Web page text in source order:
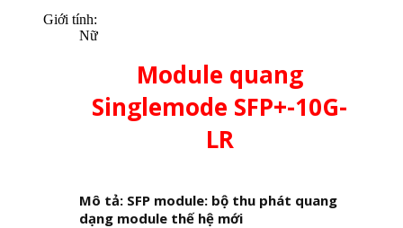
Giới tính:
Nữ
Module quang
Singlemode SFP+-10G-
LR
Mô tả: SFP module: bộ thu phát quang
dạng module thế hệ mới